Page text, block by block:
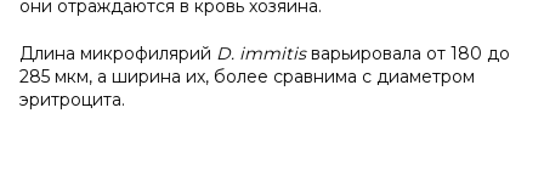
они отраждаются в кровь хозяина.
Длина микрофилярий D. immitisварьировала от 180 до
285 мкм, а ширина их, более сравнима с диаметром
эритроцита.